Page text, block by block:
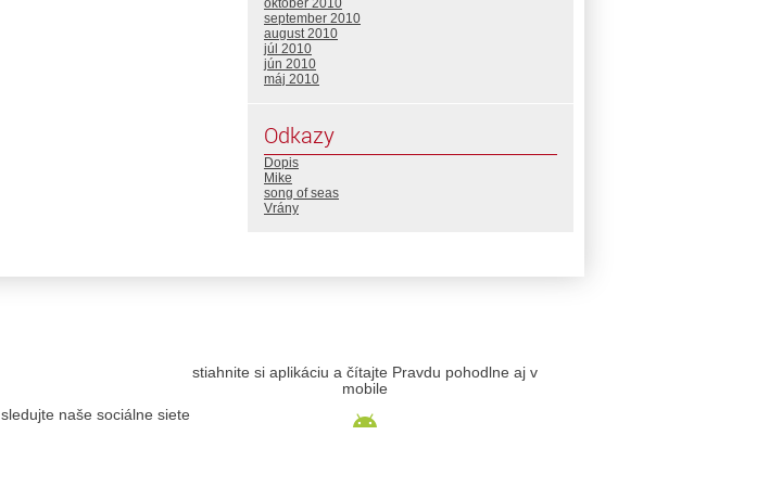
október 2010
september 2010
august 2010
júl 2010
jún 2010
máj 2010
Odkazy
Dopis
Mike
song of seas
Vrány
sledujte naše sociálne siete
stiahnite si aplikáciu a čítajte Pravdu pohodlne aj v
mobile